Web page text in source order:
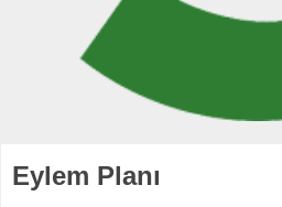
Eylem Planı